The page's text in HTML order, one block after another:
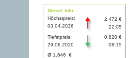
Diesel Info
Höchstpreis:
03.04.2026
2.472 €
22:05
Tiefstpreis:
29.06.2020
0.820 €
08:15
Ø 1.646 €